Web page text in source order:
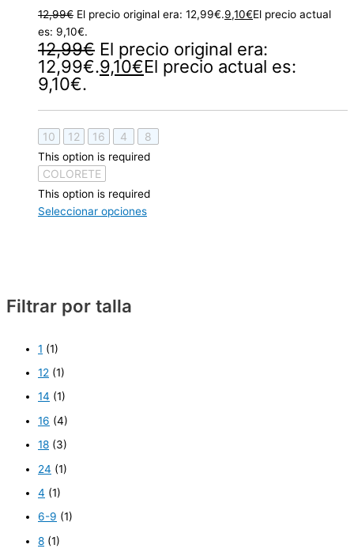
Filtrar por talla
1 (1)
12 (1)
14 (1)
16 (4)
18 (3)
24 (1)
4 (1)
6-9 (1)
8 (1)
12,99€ El precio original era: 12,99€.9,10€El precio actual
es: 9,10€.
12,99€ El precio original era:
12,99€.9,10€El precio actual es:
9,10€.
10 12 16 4 8
This option is required
COLORETE
This option is required
Seleccionar opciones